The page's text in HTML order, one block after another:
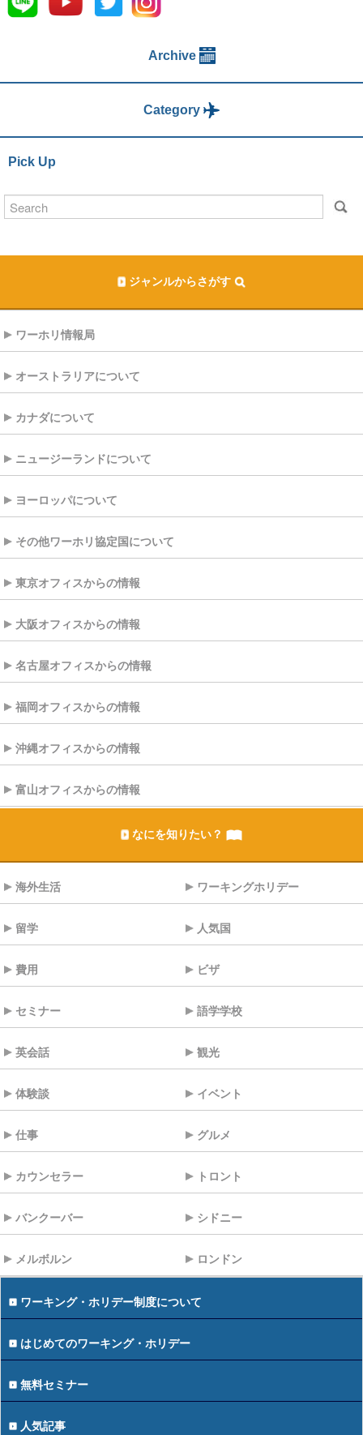
Archive
Category
Pick Up
ジャンルからさがす
ワーホリ情報局
オーストラリアについて
カナダについて
ニュージーランドについて
ヨーロッパについて
その他ワーホリ協定国について
東京オフィスからの情報
大阪オフィスからの情報
名古屋オフィスからの情報
福岡オフィスからの情報
沖縄オフィスからの情報
富山オフィスからの情報
なにを知りたい？
海外生活 ワーキングホリデー
留学 人気国
費用 ビザ
セミナー 語学学校
英会話 観光
体験談 イベント
仕事 グルメ
カウンセラー トロント
バンクーバー シドニー
メルボルン ロンドン
ワーキング・ホリデー制度について
はじめてのワーキング・ホリデー
無料セミナー
人気記事